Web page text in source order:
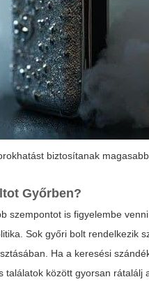
biztosítanak
Győrben?
szempontot is figyelembe
Sok győri bolt rendelkezik
Ha a keresési
között gyorsan rátalálj